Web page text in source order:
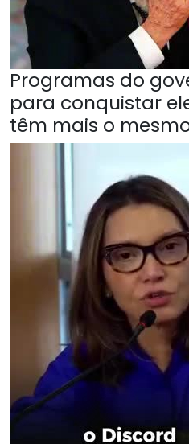
Programas do
para conquistar
têm mais o